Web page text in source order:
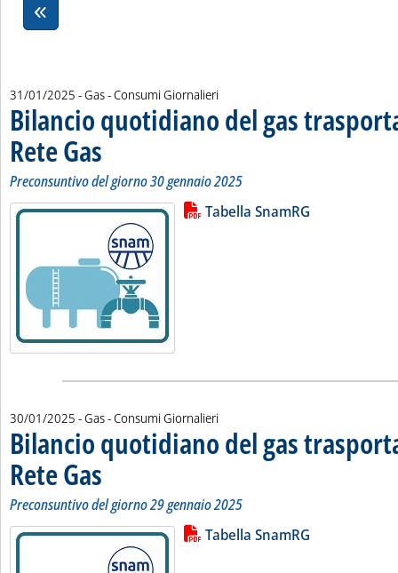
31/01/2025 - Gas - Consumi Giornalieri
Bilancio quotidiano del gas
Rete Gas . Sottotitolo: Preconsuntivo del giorno 30 gennaio 2025
. Pubblicata venerdì 31 gennaio 2025 alle 11.21.
Preconsuntivo del giorno 30 gennaio 2025
Leggi tutta la notizia: 'Bilancio
Lista allegati PDF alla notiziaTabella SnamRG
30/01/2025 - Gas - Consumi Giornalieri
Bilancio quotidiano del gas
Rete Gas . Sottotitolo: Preconsuntivo del giorno 29 gennaio 2025
. Pubblicata giovedì 30 gennaio 2025 alle 11.18.
Preconsuntivo del giorno 29 gennaio 2025
Leggi tutta la notizia: 'Bilancio
Lista allegati PDF alla notiziaTabella SnamRG